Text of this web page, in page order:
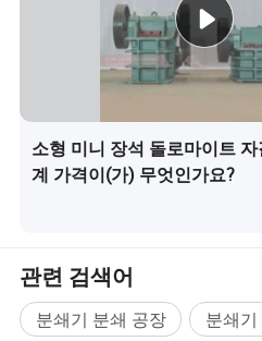
은 전력 소모량도 있었습니다
2) 새로운 제조 기술, 높은 내마모
니다. 보드 해머의 수명을 크게 개
소형 미니 장석 돌로마이트
계 가격이(가) 무엇인가요?
관련 검색어
분쇄기 분쇄 공장
분쇄